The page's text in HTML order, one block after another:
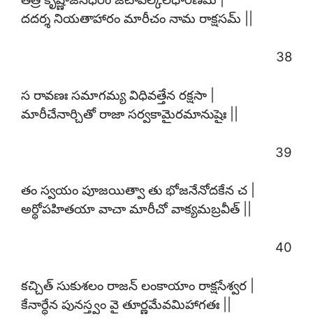
దదర్శ నియతాహారం మారీచం నామ రాక్షసమ్ ||
38
స రావణః సమాగమ్య విధివత్తేన రక్షసా |
మారీచేనార్చితో రాజా సర్వకామైరమానుషైః ||
39
తం స్వయం పూజయిత్వా తు భోజనేనోదకేన చ |
అర్థోపహితయా వాచా మారీచో వాక్యమబ్రవీత్ ||
40
కచ్చిత్ సుకుశలం రాజన్ లంకాయాం రాక్షసేశ్వర |
కేనార్థేన పునస్త్వం వై తూర్ణమేవమిహాగతః ||